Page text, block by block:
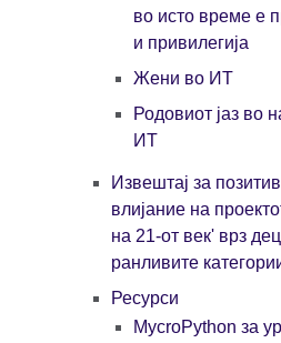
во исто време е
и привилегија
Жени во ИТ
Родовиот јаз во
ИТ
Извештај за
влијание на
на 21-от век' врз
ранливите
Ресурси
МycroPython за